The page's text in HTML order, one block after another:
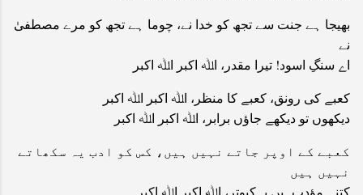
بھیجا ہے جنت سے تجھ کو خدا نے، چوما ہے تجھ کو مرے مصطفیٰ
نے
اے سنگِ اسود! تیرا مقدر، اﷲ اکبر اﷲ اکبر
کعبے کی رونق، کعبے کا منظر، اﷲ اکبر اﷲ اکبر
دیکھوں تو دیکھے جاؤں برابر، اﷲ اکبر اﷲ اکبر
کعبے کے اوپر جاتے نہیں ہیں، کس کو ادب یہ سکھاتے
نہیں ہیں
کتنے مؤدب ہیں یہ کبوتر، اﷲ اکبر اﷲ اکبر